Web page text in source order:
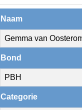
Naam
Gemma van
Bond
PBH
Categorie